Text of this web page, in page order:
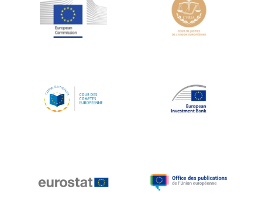
Jean-Louis Schiltz
Jean-Victor Louis
Johnny Åkerholm
Katharien L.C. Hunt